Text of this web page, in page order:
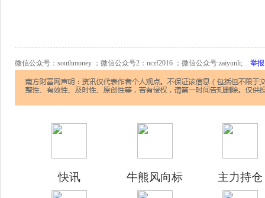
微信公众号：southmoney ；微信公众号2：nczf2016 ；微信公众号:zaiyunli; 举报
快讯 牛熊风向标 主力持仓